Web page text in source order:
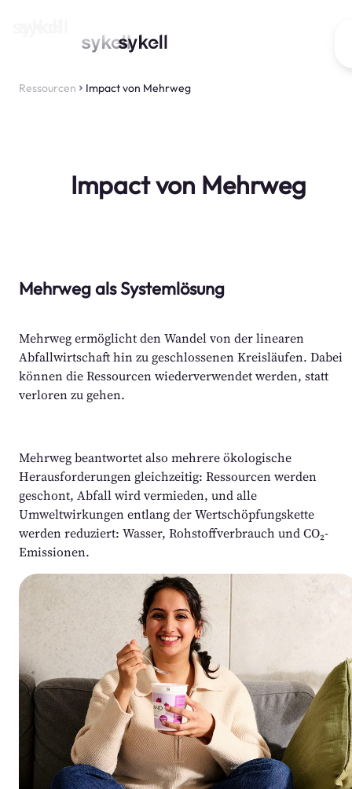
Ressourcen Impact von Mehrweg
Impact von Mehrweg
Mehrweg als Systemlösung
Mehrweg ermöglicht den Wandel von der linearen
Abfallwirtschaft hin zu geschlossenen Kreisläufen. Dabei
können die Ressourcen wiederverwendet werden, statt
verloren zu gehen.
Mehrweg beantwortet also mehrere ökologische
Herausforderungen gleichzeitig: Ressourcen werden
geschont, Abfall wird vermieden, und alle
Umweltwirkungen entlang der Wertschöpfungskette
werden reduziert: Wasser, Rohstoffverbrauch und CO₂-
Emissionen.